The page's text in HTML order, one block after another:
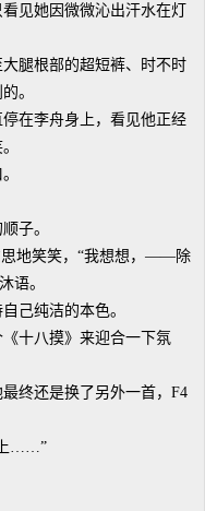
她因微微沁出汗水在灯
腿根部的超短裤、时不时
。
在李舟身上，看见他正经
子。
地笑笑，“我想想，——除
语。
己纯洁的本色。
十八摸》来迎合一下氛
终还是换了另外一首，F4
……”